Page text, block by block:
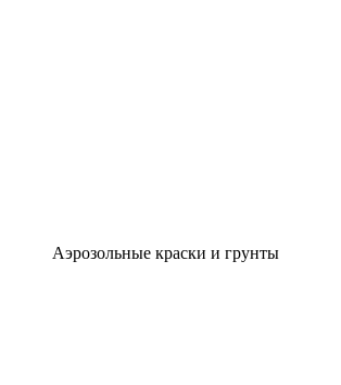
Аэрозольные краски и грунты